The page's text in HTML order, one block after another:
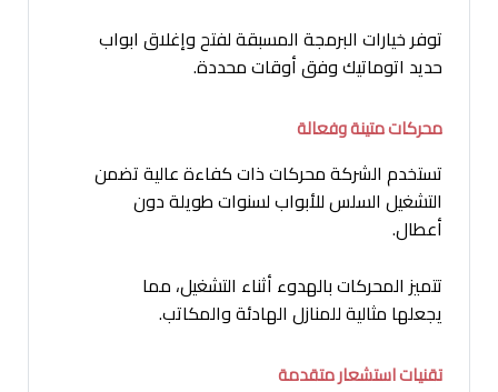
توفر خيارات البرمجة المسبقة لفتح وإغلاق ابواب
حديد اتوماتيك وفق أوقات محددة.
محركات متينة وفعالة
تستخدم الشركة محركات ذات كفاءة عالية تضمن
التشغيل السلس للأبواب لسنوات طويلة دون
أعطال.
تتميز المحركات بالهدوء أثناء التشغيل، مما
يجعلها مثالية للمنازل الهادئة والمكاتب.
تقنيات استشعار متقدمة